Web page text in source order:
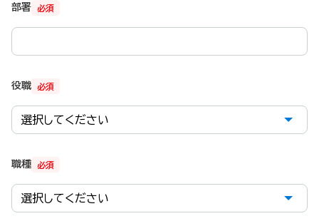
必須
部署
必須
役職
必須
職種